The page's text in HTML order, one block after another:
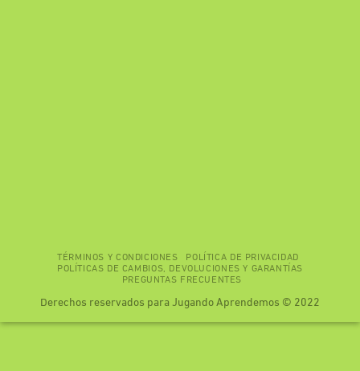
TÉRMINOS Y CONDICIONES POLÍTICA DE PRIVACIDAD
POLÍTICAS DE CAMBIOS, DEVOLUCIONES Y GARANTÍAS
PREGUNTAS FRECUENTES
Derechos reservados para Jugando Aprendemos © 2022